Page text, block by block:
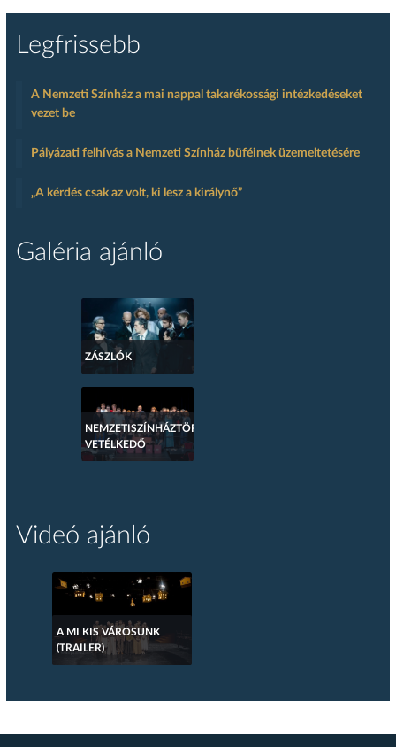
Legfrissebb
A Nemzeti Színház a mai nappal takarékossági intézkedéseket
vezet be
Pályázati felhívás a Nemzeti Színház büféinek üzemeltetésére
„A kérdés csak az volt, ki lesz a királynő”
Galéria ajánló
ZÁSZLÓK
NEMZETISZÍNHÁZTÖRTÉNETI
VETÉLKEDŐ
Videó ajánló
A MI KIS VÁROSUNK
(TRAILER)